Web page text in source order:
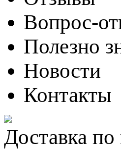
Вопрос-
Полезно
Новости
Контакты
Доставка